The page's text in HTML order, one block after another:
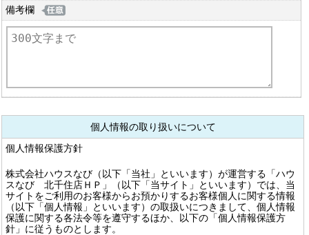
備考欄
個人情報の取り扱いについて
個人情報保護方針
株式会社ハウスなび（以下「当社」といいます）が運営する「ハウ
スなび 北千住店ＨＰ」（以下「当サイト」といいます）では、当
サイトをご利用のお客様からお預かりするお客様個人に関する情報
（以下「個人情報」といいます）の取扱いにつきまして、個人情報
保護に関する各法令等を遵守するほか、以下の「個人情報保護方
針」に従うものとします。